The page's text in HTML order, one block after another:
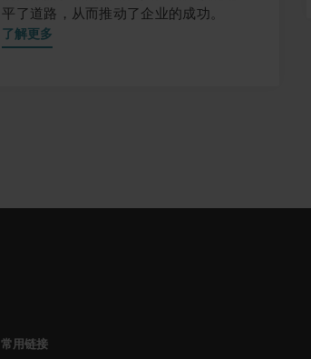
平了道路，从而推动了企业的成功。
了解更多
常用链接